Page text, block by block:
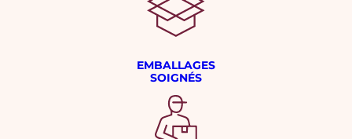
EMBALLAGES
SOIGNÉS